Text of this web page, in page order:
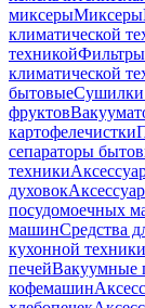
миксерыМиксеры
климатической
техникойФильтры
климатической
бытовыеСушилки
фруктов
картофелечистки
сепараторы
техники
духовок
посудомоечных
машинСредства
кухонной техники
печейВакуумные
кофемашин